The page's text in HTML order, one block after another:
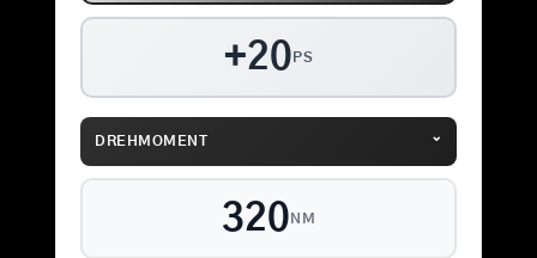
+20 PS
DREHMOMENT ⌄
320 NM